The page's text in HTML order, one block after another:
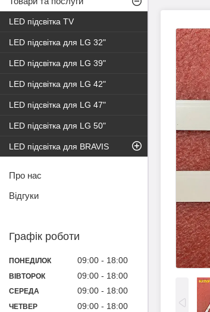
LED підсвітка TV
LED підсвітка для LG 32"
LED підсвітка для LG 39"
LED підсвітка для LG 42"
LED підсвітка для LG 47"
LED підсвітка для LG 50"
LED підсвітка для BRAVIS
Про нас
Відгуки
Графік роботи
ПОНЕДІЛОК 09:00 18:00
ВІВТОРОК 09:00 18:00
СЕРЕДА 09:00 18:00
ЧЕТВЕР 09:00 18:00